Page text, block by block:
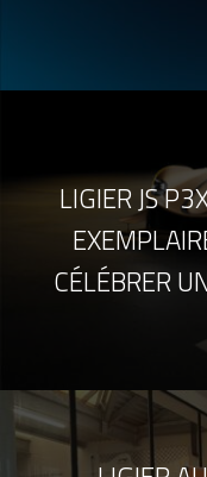
LIGIER JS
CÉLÉBRER